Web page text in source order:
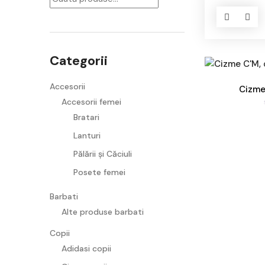
Categorii
Accesorii
Accesorii femei
Bratari
Lanturi
Pălării și Căciuli
Posete femei
Barbati
Alte produse barbati
Copii
Adidasi copii